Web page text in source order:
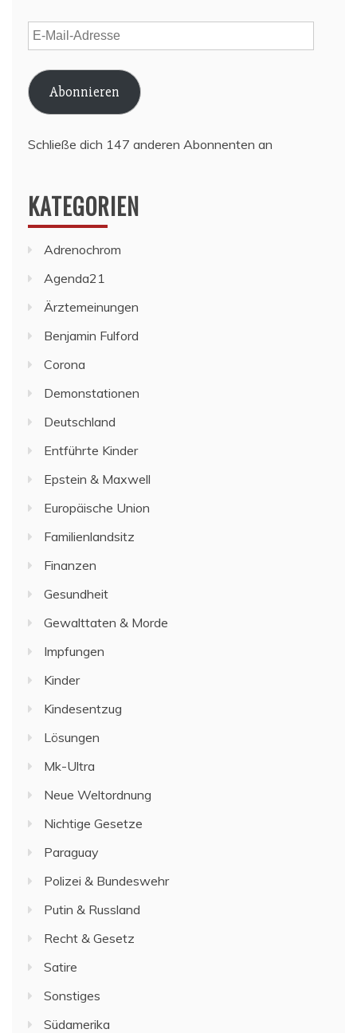
E-
Mail-
Adresse
Abonnieren
Schließe dich 147 anderen Abonnenten an
KATEGORIEN
Adrenochrom
Agenda21
Ärztemeinungen
Benjamin Fulford
Corona
Demonstationen
Deutschland
Entführte Kinder
Epstein & Maxwell
Europäische Union
Familienlandsitz
Finanzen
Gesundheit
Gewalttaten & Morde
Impfungen
Kinder
Kindesentzug
Lösungen
Mk-Ultra
Neue Weltordnung
Nichtige Gesetze
Paraguay
Polizei & Bundeswehr
Putin & Russland
Recht & Gesetz
Satire
Sonstiges
Südamerika